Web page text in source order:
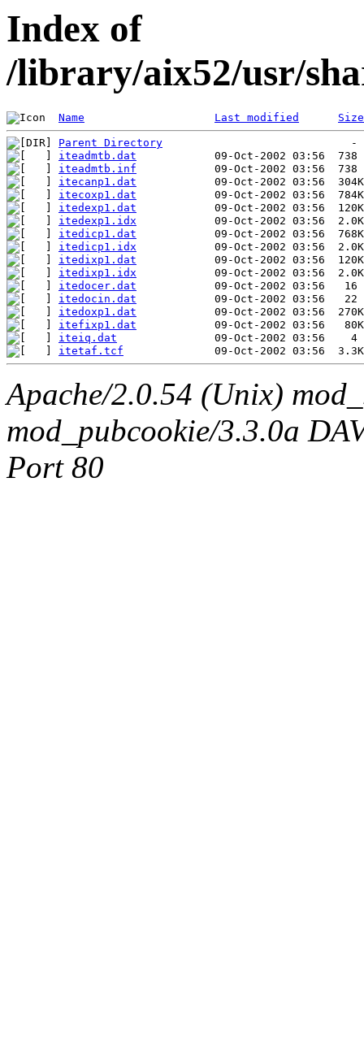
Index of
/library/aix52/usr/
Name Last modified Size
Parent Directory
iteadmtb.dat
iteadmtb.inf
itecanp1.dat
itecoxp1.dat
itedexp1.dat
itedexp1.idx
itedicp1.dat
itedicp1.idx
itedixp1.dat
itedixp1.idx
itedocer.dat
itedocin.dat
itedoxp1.dat
itefixp1.dat
iteiq.dat
itetaf.tcf
Apache/2.0.54 (Unix)
mod_pubcookie/3.3.0a
Port 80